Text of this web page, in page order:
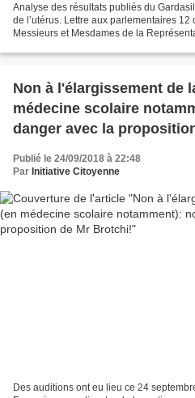
Analyse des résultats publiés du
de l’utérus. Lettre aux parlementaires
Messieurs et Mesdames de la
Non à l'élargissement de
médecine scolaire
danger avec la
Publié le 24/09/2018 à 22:48
Par Initiative Citoyenne
Des auditions ont eu lieu ce 24